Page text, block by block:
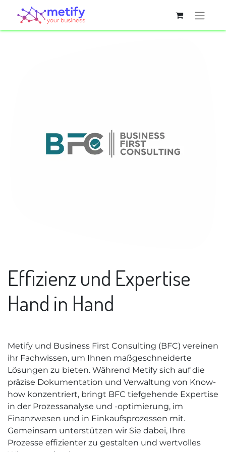
Effizienz und Expertise
Hand in Hand
Metify und Business First Consulting (BFC) vereinen
ihr Fachwissen, um Ihnen maßgeschneiderte
Lösungen zu bieten. Während Metify sich auf die
präzise Dokumentation und Verwaltung von Know-
how konzentriert, bringt BFC tiefgehende Expertise
in der Prozessanalyse und -optimierung, im
Finanzwesen und in Einkaufsprozessen mit.
Gemeinsam unterstützen wir Sie dabei, Ihre
Prozesse effizienter zu gestalten und wertvolles